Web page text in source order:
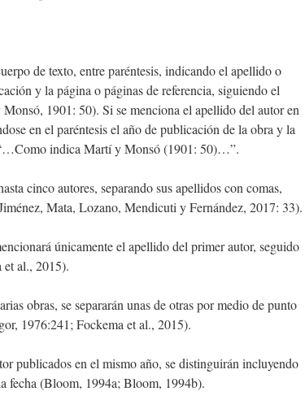
de texto, entre paréntesis, indicando el apellido o
y la página o páginas de referencia, siguiendo el
1901: 50). Si se menciona el apellido del autor en
en el paréntesis el año de publicación de la obra y la
indica Martí y Monsó (1901: 50)…”.
cinco autores, separando sus apellidos con comas,
Mata, Lozano, Mendicuti y Fernández, 2017: 33).
únicamente el apellido del primer autor, seguido
et al., 2015).
obras, se separarán unas de otras por medio de punto
1976:241; Fockema et al., 2015).
publicados en el mismo año, se distinguirán incluyendo
fecha (Bloom, 1994a; Bloom, 1994b).